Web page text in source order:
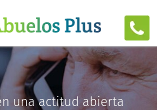
una actitud abierta